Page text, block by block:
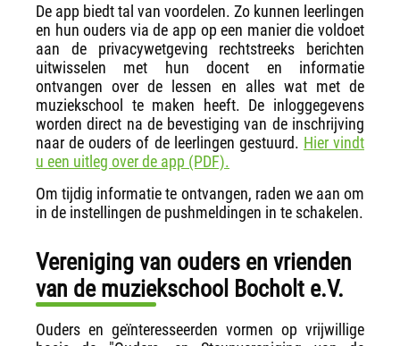
De app biedt tal van voordelen. Zo kunnen leerlingen
en hun ouders via de app op een manier die voldoet
aan de privacywetgeving rechtstreeks berichten
uitwisselen met hun docent en informatie
ontvangen over de lessen en alles wat met de
muziekschool te maken heeft. De inloggegevens
worden direct na de bevestiging van de inschrijving
naar de ouders of de leerlingen gestuurd. Hier vindt
u een uitleg over de app (PDF).
Om tijdig informatie te ontvangen, raden we aan om
in de instellingen de pushmeldingen in te schakelen.
Vereniging van ouders en vrienden
van de muziekschool Bocholt e.V.
Ouders en geïnteresseerden vormen op vrijwillige